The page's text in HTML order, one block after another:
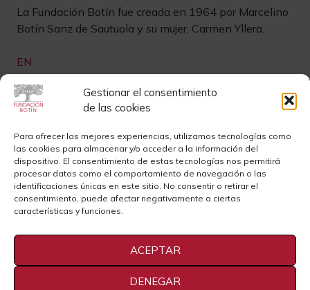
Gestionar el consentimiento
de las cookies
Para ofrecer las mejores experiencias, utilizamos tecnologías como
las cookies para almacenar y/o acceder a la información del
dispositivo. El consentimiento de estas tecnologías nos permitirá
procesar datos como el comportamiento de navegación o las
identificaciones únicas en este sitio. No consentir o retirar el
consentimiento, puede afectar negativamente a ciertas
características y funciones.
ACEPTAR
DENEGAR
La Fundación Botín fue creada en 1964 por Marcelino
Botín Sanz de Sautuola y su mujer, Carmen Yllera.
EN
Links de interés
Contacto
Sedes
Sala de Prensa
Privacidad
Instagram
Youtube